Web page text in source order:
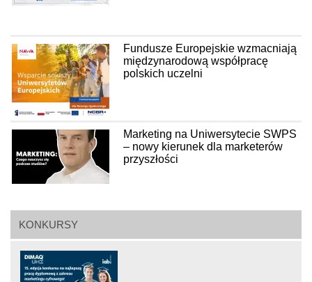
KONKURSY
Fundusze Europejskie wzmacniają
międzynarodową współpracę
polskich uczelni
Marketing na Uniwersytecie SWPS
– nowy kierunek dla marketerów
przyszłości